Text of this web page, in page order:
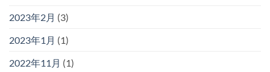
2023年2月 (3)
2023年1月 (1)
2022年11月 (1)